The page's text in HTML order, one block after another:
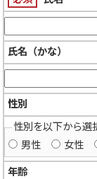
氏名（かな）
性別
性別を以下から選
男性
女性
年齢